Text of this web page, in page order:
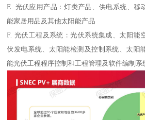
E. 光伏应用产品：灯类产品、供电系统、移
能家居用品及其他太阳能产品
F. 光伏工程及系统：光伏系统集成、太阳能
伏发电系统、太阳能检测及控制系统、太阳
能光伏工程程序控制和工程管理及软件编制系